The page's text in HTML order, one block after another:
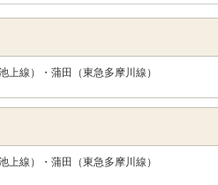
上線）・蒲田（東急多摩川線）
上線）・蒲田（東急多摩川線）